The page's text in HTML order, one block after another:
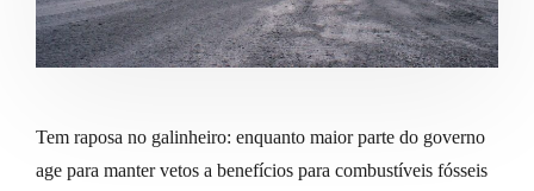
Tem raposa no galinheiro: enquanto maior parte do governo
age para manter vetos a benefícios para combustíveis fósseis